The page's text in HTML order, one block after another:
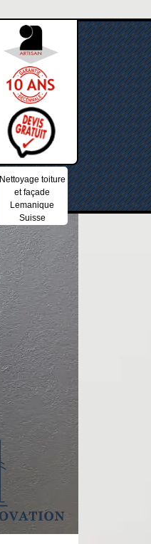
Nettoyage toiture
et façade
Lemanique
Suisse